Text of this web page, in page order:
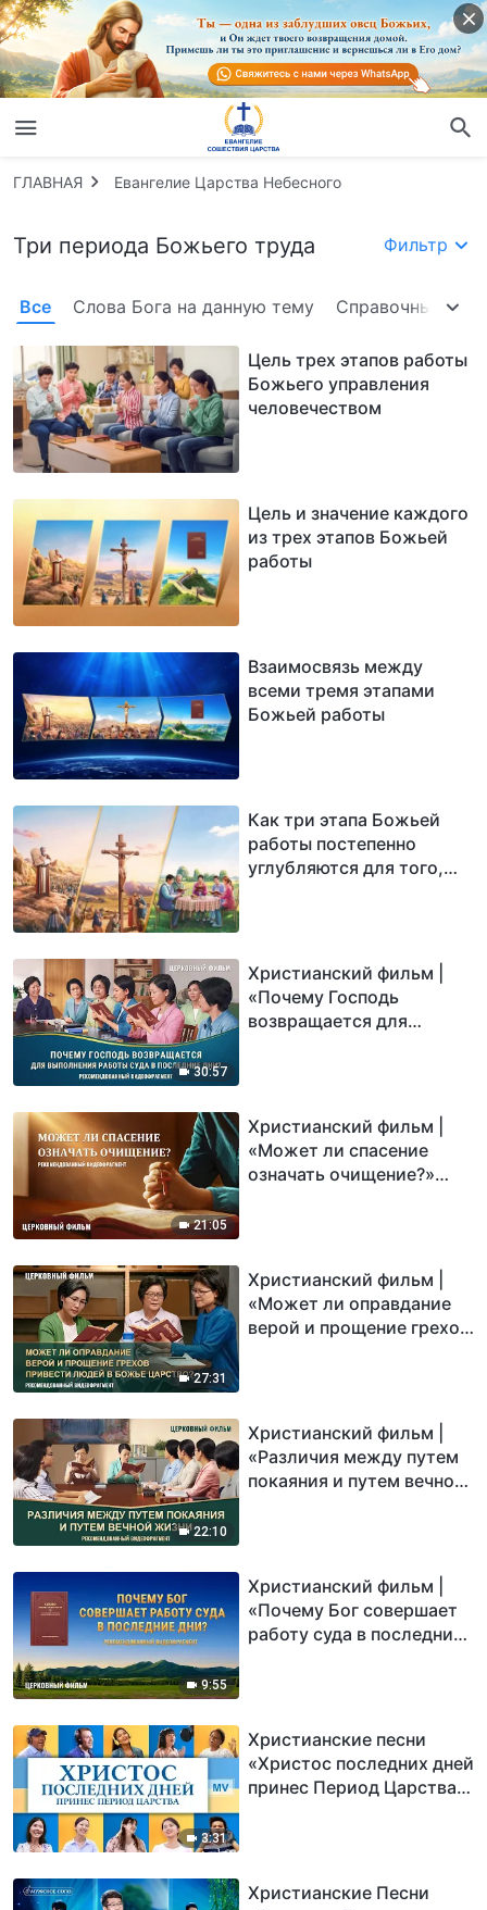
ГЛАВНАЯ Евангелие Царства Небесного
Три периода Божьего труда Фильтр
Все Слова Бога на данную тему Справочные
Цель трех этапов работы
Божьего управления
человечеством
Цель и значение каждого
из трех этапов Божьей
работы
Взаимосвязь между
всеми тремя этапами
Божьей работы
Как три этапа Божьей
работы постепенно
углубляются для того,
30:57
Христианский фильм |
«Почему Господь
возвращается для
видеофрагмент)
21:05
Христианский фильм |
«Может ли спасение
означать очищение?»
27:31
Христианский фильм |
«Может ли оправдание
верой и прощение грехов
видеофрагмент)
22:10
Христианский фильм |
«Различия между путем
покаяния и путем вечной
9:55
Христианский фильм |
«Почему Бог совершает
работу суда в последние
3:31
Христианские песни
«Христос последних дней
принес Период Царства»
Христианские Песни